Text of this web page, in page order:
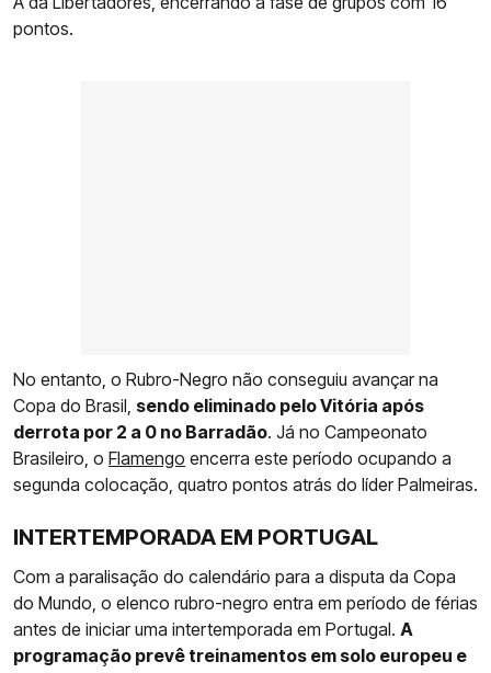
pontos.
No entanto, o Rubro-Negro não conseguiu avançar na
Copa do Brasil, sendo eliminado pelo Vitória após
derrota por 2 a 0 no Barradão. Já no Campeonato
Brasileiro, o Flamengo encerra este período ocupando a
segunda colocação, quatro pontos atrás do líder Palmeiras.
INTERTEMPORADA EM PORTUGAL
Com a paralisação do calendário para a disputa da Copa
do Mundo, o elenco rubro-negro entra em período de férias
antes de iniciar uma intertemporada em Portugal. A
programação prevê treinamentos em solo europeu e